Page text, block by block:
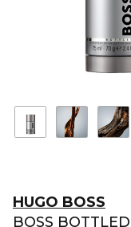
HUGO BOSS
BOSS BOTTLED